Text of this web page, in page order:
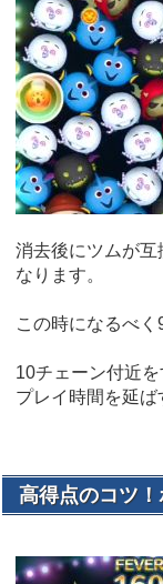
消去後にツムが互
なります。
この時になるべく
10チェーン付近
プレイ時間を延ば
高得点のコツ